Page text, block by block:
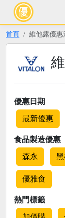
首頁 維他露優惠
優惠日期
最新優惠
食品製造優惠
森永
優雅食
熱門標籤